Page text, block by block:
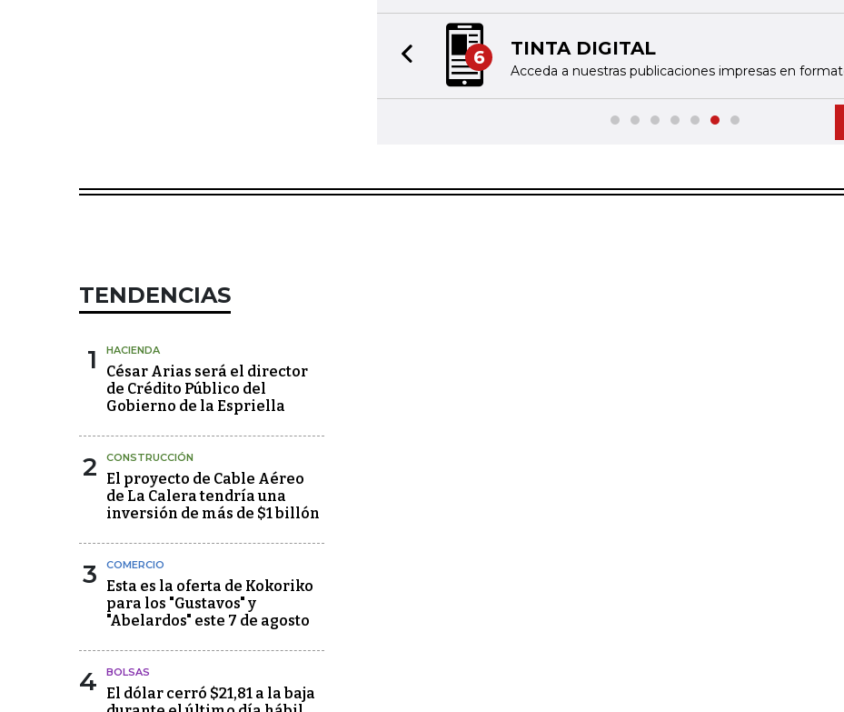
6 TINTA DIGITAL
Acceda a nuestras publicaciones impresas en
Previous slide
TENDENCIAS
1 HACIENDA
César Arias será el director
de Crédito Público del
Gobierno de la Espriella
2 CONSTRUCCIÓN
El proyecto de Cable Aéreo
de La Calera tendría una
inversión de más de $1 billón
3 COMERCIO
Esta es la oferta de Kokoriko
para los "Gustavos" y
"Abelardos" este 7 de agosto
4 BOLSAS
El dólar cerró $21,81 a la baja